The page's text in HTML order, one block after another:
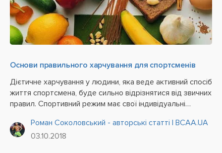
Основи правильного харчування для спортсменів
Дієтичне харчування у людини, яка веде активний спосіб
життя спортсмена, буде сильно відрізнятися від звичних
правил. Спортивний режим має свої індивідуальні
навантажень і високої напруги в процесі занять.
Правильне,...
Роман Соколовський - авторські статті | BCAA.UA
03.10.2018